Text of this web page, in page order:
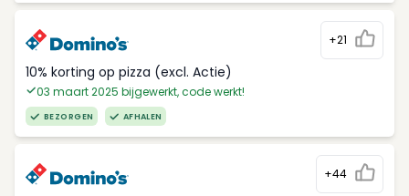
+21
10% korting op pizza (excl. Actie)
03 maart 2025 bijgewerkt, code werkt!
BEZORGEN AFHALEN
+44